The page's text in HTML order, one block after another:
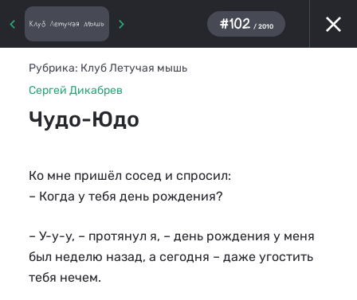
Клуб Летучая мышь #102 / 2010
Рубрика: Клуб Летучая мышь
Сергей Дикабрев
Чудо-Юдо
Ко мне пришёл сосед и спросил:
– Когда у тебя день рождения?
– У-у-у, – протянул я, – день рождения у меня
был неделю назад, а сегодня – даже угостить
тебя нечем.